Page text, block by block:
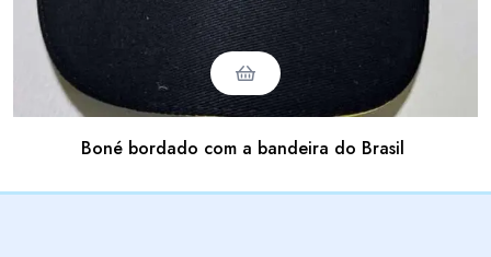
Boné bordado com a bandeira do Brasil